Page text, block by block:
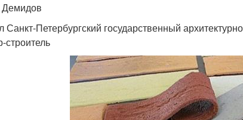
Демидов
Санкт-Петербургский государственный